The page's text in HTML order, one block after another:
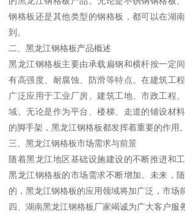
钢格板还是其他类型的钢格板，都可以在湖
到。
二、黑龙江钢格板产品概述
黑龙江钢格板主要由承载扁钢和横杆按一定
有高强度、耐腐蚀、防滑等特点。在建筑工
广泛应用于工业厂房、建筑工地、市政工程
域。无论是作为平台、楼梯、走道的铺设材
的脚手架，黑龙江钢格板都发挥着重要的作用。
三、黑龙江钢格板市场需求与前景
随着黑龙江地区基础设施建设的不断推进和
黑龙江钢格板的市场需求不断增加。未来，
的，黑龙江钢格板的应用领域将加广泛，市场
四、湖南黑龙江钢格板厂家竭诚为广大客户服